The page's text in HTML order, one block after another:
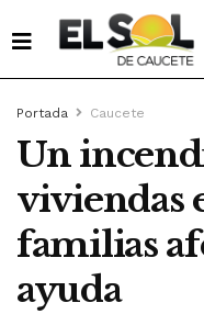
Portada Caucete
Un
viviendas
familias
ayuda